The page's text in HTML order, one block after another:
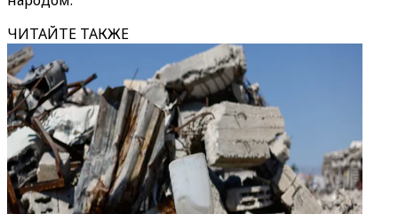
ЧИТАЙТЕ ТАКЖЕ